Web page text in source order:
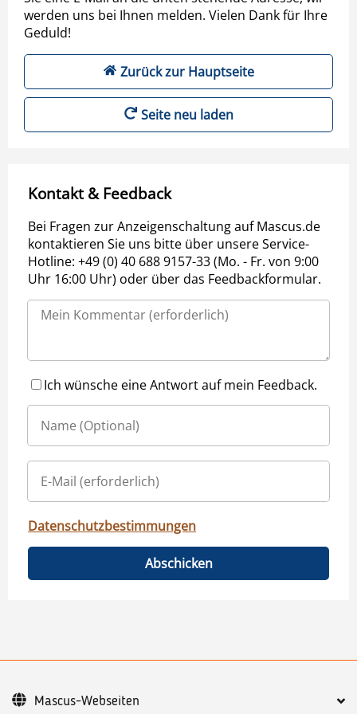
werden uns bei Ihnen melden. Vielen Dank für Ihre
Geduld!
Zurück zur Hauptseite
Seite neu laden
Kontakt & Feedback
Bei Fragen zur Anzeigenschaltung auf Mascus.de
kontaktieren Sie uns bitte über unsere Service-
Hotline: +49 (0) 40 688 9157-33 (Mo. - Fr. von 9:00
Uhr 16:00 Uhr) oder über das Feedbackformular.
Ich wünsche eine Antwort auf mein Feedback.
Datenschutzbestimmungen
Abschicken
Mascus-Webseiten